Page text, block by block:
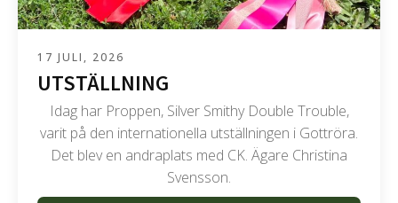
17 JULI, 2026
UTSTÄLLNING
Idag har Proppen, Silver Smithy Double Trouble,
varit på den internationella utställningen i Gottröra.
Det blev en andraplats med CK. Ägare Christina
Svensson.